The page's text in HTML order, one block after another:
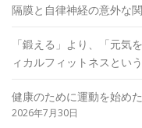
隔膜と自律神経の意外な
「鍛える」より、「元気
ィカルフィットネスとい
健康のために運動を始め
2026年7月30日